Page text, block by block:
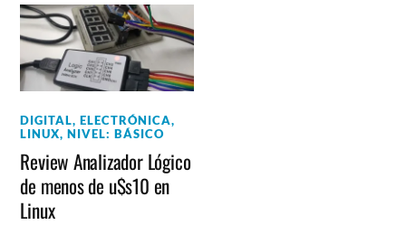
DIGITAL,ELECTRÓNICA,
LINUX,NIVEL: BÁSICO
Review Analizador Lógico
de menos de u$s10 en
Linux